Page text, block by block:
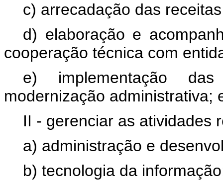
c) arrecadação das
d) elaboração e
cooperação técnica com
e) implementação
modernização administrativa;
II - gerenciar as atividades
a) administração e
b) tecnologia da